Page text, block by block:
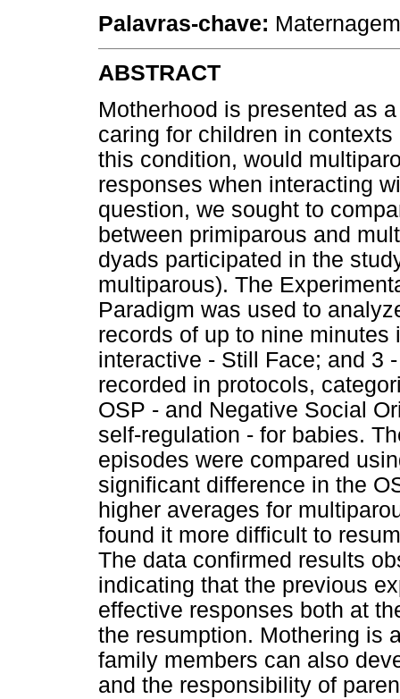
Palavras-chave:
ABSTRACT
Motherhood is presented as
caring for children in
this condition, would
responses when interacting
question, we sought to
between primiparous and
dyads participated in the
multiparous). The
Paradigm was used to
records of up to nine
interactive - Still Face; and 3
recorded in protocols,
OSP - and Negative Social
self-regulation - for babies.
episodes were compared
significant difference in the
higher averages for
found it more difficult to
The data confirmed results
indicating that the previous
effective responses both at
the resumption. Mothering is
family members can also
and the responsibility of